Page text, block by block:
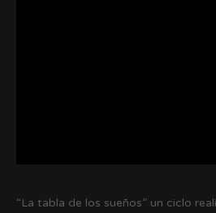
“La tabla de los sueños” un ciclo